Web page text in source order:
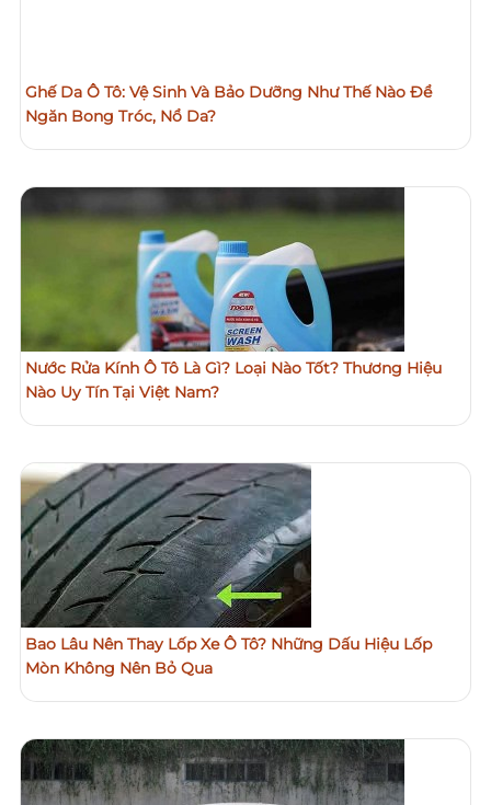
Ghế Da Ô Tô: Vệ Sinh Và Bảo Dưỡng Như Thế Nào Để
Ngăn Bong Tróc, Nổ Da?
Nước Rửa Kính Ô Tô Là Gì? Loại Nào Tốt? Thương Hiệu
Nào Uy Tín Tại Việt Nam?
Bao Lâu Nên Thay Lốp Xe Ô Tô? Những Dấu Hiệu Lốp
Mòn Không Nên Bỏ Qua